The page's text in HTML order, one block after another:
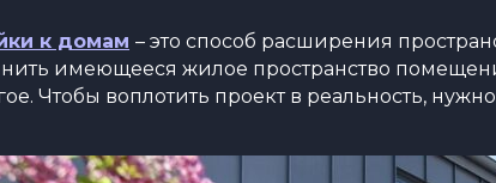
к домам – это способ расширения
имеющееся жилое пространство
Чтобы воплотить проект в реальность,